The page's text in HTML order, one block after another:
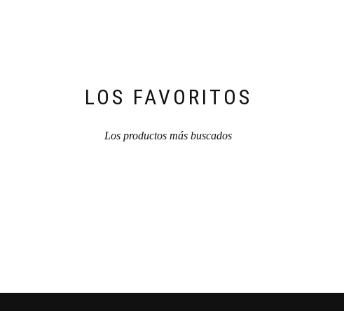
LOS FAVORITOS
Los productos más buscados